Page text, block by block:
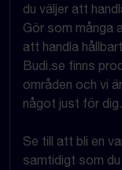
du väljer att
Gör som många
att handla
Budi.se finns
områden och vi
något just för dig.
Se till att bli en
samtidigt som